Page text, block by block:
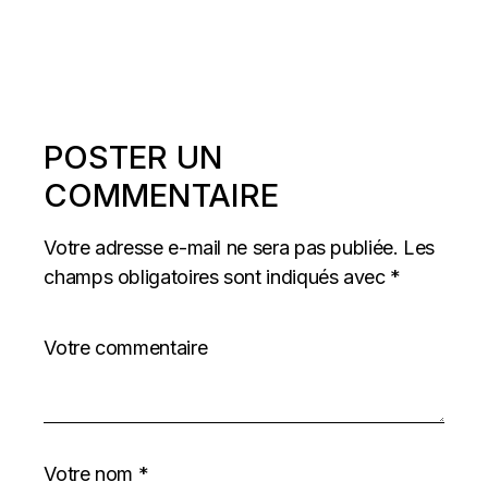
POSTER UN
COMMENTAIRE
Votre adresse e-mail ne sera pas publiée. Les
champs obligatoires sont indiqués avec *